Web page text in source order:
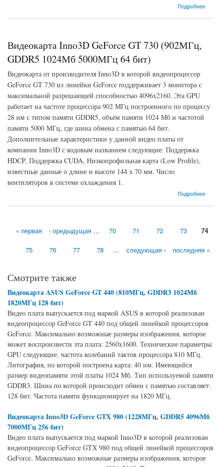
Подробнее
о Видеокарта Gainward GeForce GT 730 (700МГц, GDDR3 2048Мб 1800МГц 128 бит)
Видеокарта Inno3D GeForce GT 730 (902МГц,
GDDR5 1024Мб 5000МГц 64 бит)
Видеокарта от производителя Inno3D в которой видеопроцессор
GeForce GT 730 из линейки GeForce поддерживает 3 монитора с
максимальной разрешающей способностью 4096x2160. Эта GPU
работает на частоте процессора 902 МГц построенного по процессу
28 нм с типом памяти GDDR5, объём памяти 1024 Мб и частотой
памяти 5000 МГц, где шина обмена с памятью 64 бит.
Дополнительные характеристики у данной видео платы от
компании Inno3D с кодовым названием следующие: Поддержка
HDCP, Поддержка CUDA, Низкопрофильная карта (Low Profile),
известные данные о длине и высоте 144 х 70 мм. Число
вентиляторов в системе охлаждения 1.
Подробнее
о Видеокарта Inno3D GeForce GT 730 (902МГц, GDDR5 1024Мб 5000МГц 64 бит)
Страницы
« первая ‹ предыдущая … 70 71 72 73 74
75 76 77 78 … следующая › последняя »
Смотрите также
Видеокарта ASUS GeForce GT 440 (810МГц, GDDR3 1024Мб
1820МГц 128 бит)
Видео плата выпускается под маркой ASUS в которой реализован
видеопроцессор GeForce GT 440 под общей линейкой процессоров
GeForce. Максимально возможные размеры изображения, которое
может воспроизвести эта плата: 2560x1600. Технические параметры
GPU следующие: частота колебаний тактов процессора 810 МГц.
Литография, по которой построена карта: 40 нм. Имеющийся
размер видеопамяти этой платы 1024 Мб. Тип используемой памяти
GDDR3. Шина по которой происходит обмен с памятью составляет:
128 бит. Частота памяти функционирует на 1820 МГц.
Видеокарта Inno3D GeForce GTX 980 (1228МГц, GDDR5 4096Мб
7000МГц 256 бит)
Видео плата выпускается под маркой Inno3D в которой реализован
видеопроцессор GeForce GTX 980 под общей линейкой процессоров
GeForce. Максимально возможные размеры изображения, которое